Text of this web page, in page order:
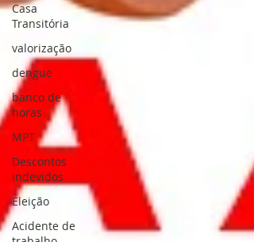
Casa
Transitória
valorização
dengue
banco de
horas
MPT
Descontos
indevidos
Eleição
Acidente de